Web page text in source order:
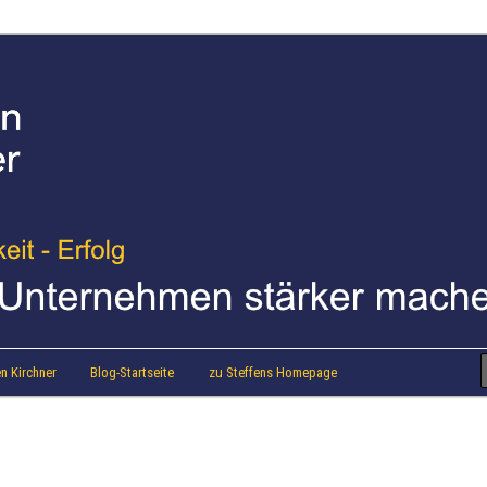
Kirchner Blog-Startseite zu Steffens Homepage